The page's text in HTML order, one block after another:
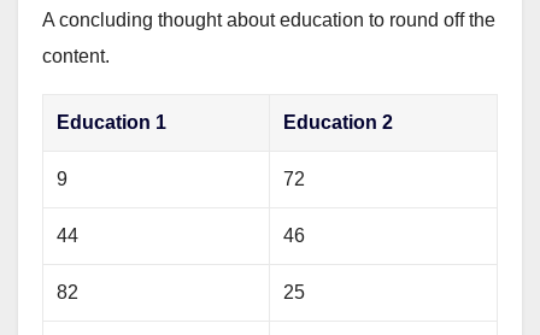
A concluding thought about education to round off the
content.
Education 1 Education 2
9 72
44 46
82 25